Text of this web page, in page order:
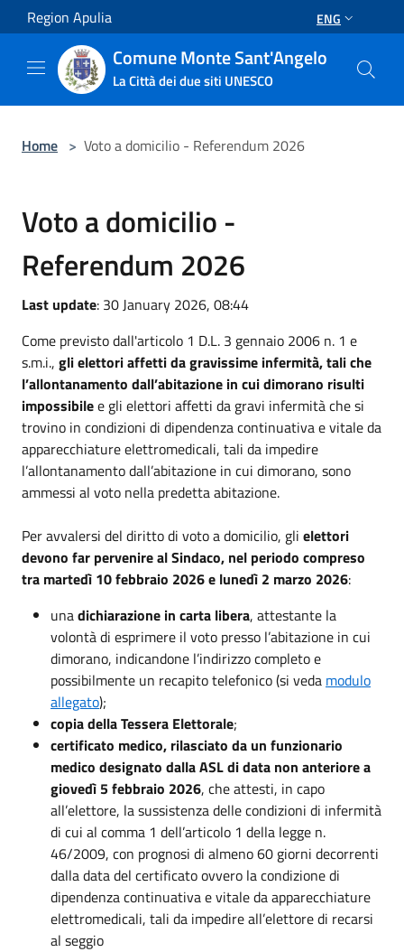
Salta al contenuto principale
Region Apulia ENG
Comune Monte Sant'Angelo
La Città dei due siti UNESCO
Home > Voto a domicilio - Referendum 2026
Voto a domicilio -
Referendum 2026
Last update: 30 January 2026, 08:44
Come previsto dall'articolo 1 D.L. 3 gennaio 2006 n. 1 e
s.m.i., gli elettori affetti da gravissime infermità, tali che
l’allontanamento dall’abitazione in cui dimorano risulti
impossibilee gli elettori affetti da gravi infermità che si
trovino in condizioni di dipendenza continuativa e vitale da
apparecchiature elettromedicali, tali da impedire
l’allontanamento dall’abitazione in cui dimorano, sono
ammessi al voto nella predetta abitazione.
Per avvalersi del diritto di voto a domicilio, gli elettori
devono far pervenire al Sindaco, nel periodo compreso
tra martedì 10 febbraio 2026 e lunedì 2 marzo 2026:
unadichiarazione in carta libera, attestante la
volontà di esprimere il voto presso l’abitazione in cui
dimorano, indicandone l’indirizzo completo e
possibilmente un recapito telefonico (si veda modulo
allegato);
copia della Tessera Elettorale;
certificato medico, rilasciato da un funzionario
medico designato dalla ASL di data non anteriore a
giovedì 5 febbraio 2026, che attesti, in capo
all’elettore, la sussistenza delle condizioni di infermità
di cui al comma 1 dell’articolo 1 della legge n.
46/2009, con prognosi di almeno 60 giorni decorrenti
dalla data del certificato ovvero la condizione di
dipendenza continuativa e vitale da apparecchiature
elettromedicali, tali da impedire all’elettore di recarsi
al seggio